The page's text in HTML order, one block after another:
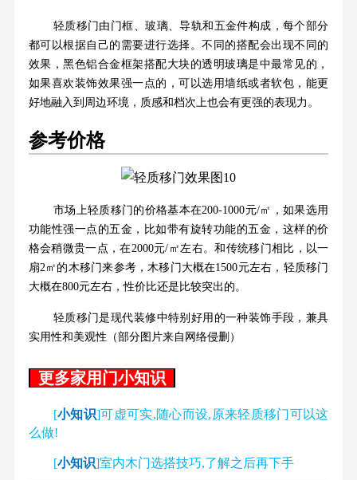
轻质移门由门框、玻璃、导轨和五金件构成，每个部分
都可以根据自己的需要进行选择。不同的搭配会出现不同的
效果，黑色铝合金框架搭配大块的透明玻璃是中最常见的，
如果喜欢装饰效果强一点的，可以选用墙纸或者软包，能更
好地融入到周边环境，质感和档次上也会有更强的表现力。
参考价格
市场上轻质移门的价格基本在200-1000元/㎡，如果选用
功能性强一点的五金，比如带有旋转功能的五金，这样的价
格会稍微贵一点，在2000元/㎡左右。和传统移门相比，以一
扇2㎡的木移门来参考，木移门大概在1500元左右，轻质移门
大概在800元左右，性价比还是比较突出的。
轻质移门是现代装修中特别好用的一种装饰手段，兼具
实用性和美观性（部分图片来自网络侵删）
更多家用门小知识
[小知识]可虚可实,随心而设,原来轻质移门可以这
么做!
[小知识]室内木门选搭技巧,了解之后再下手